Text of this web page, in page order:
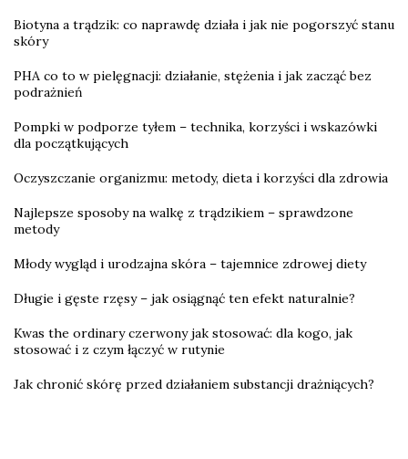
Biotyna a trądzik: co naprawdę działa i jak nie pogorszyć stanu
skóry
PHA co to w pielęgnacji: działanie, stężenia i jak zacząć bez
podrażnień
Pompki w podporze tyłem – technika, korzyści i wskazówki
dla początkujących
Oczyszczanie organizmu: metody, dieta i korzyści dla zdrowia
Najlepsze sposoby na walkę z trądzikiem – sprawdzone
metody
Młody wygląd i urodzajna skóra – tajemnice zdrowej diety
Długie i gęste rzęsy – jak osiągnąć ten efekt naturalnie?
Kwas the ordinary czerwony jak stosować: dla kogo, jak
stosować i z czym łączyć w rutynie
Jak chronić skórę przed działaniem substancji drażniących?